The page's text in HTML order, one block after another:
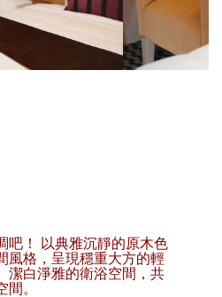
！ 以典雅沉靜的原木色
風格，呈現穩重大方的輕
潔白淨雅的衛浴空間，共
。